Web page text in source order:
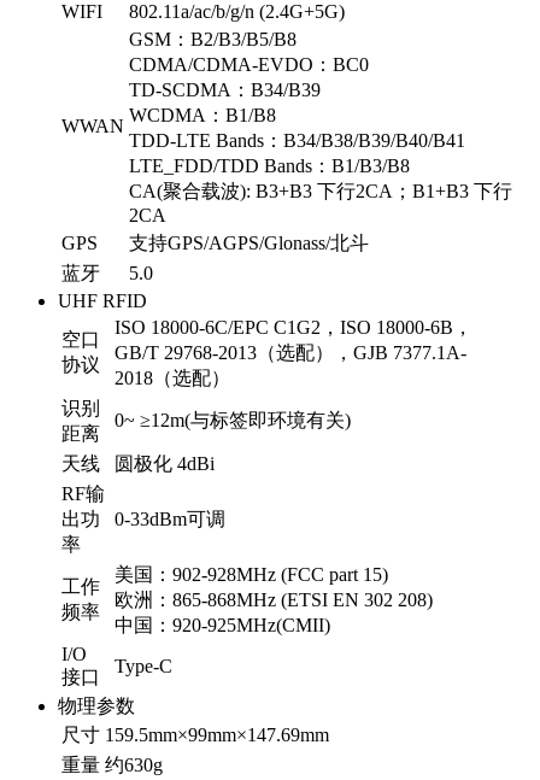
WIFI
802.11a/ac/b/g/n (2.4G+5G)
WWAN
GSM：B2/B3/B5/B8
CDMA/CDMA-EVDO：BC0
TD-SCDMA：B34/B39
WCDMA：B1/B8
TDD-LTE Bands：B34/B38/B39/B40/B41
LTE_FDD/TDD Bands：B1/B3/B8
CA(聚合载波): B3+B3 下行2CA；B1+B3 下行
2CA
GPS
支持GPS/AGPS/Glonass/北斗
蓝牙
5.0
UHF RFID
空口
协议
ISO 18000-6C/EPC C1G2，ISO 18000-6B，
GB/T 29768-2013（选配），GJB 7377.1A-
2018（选配）
识别
距离
0~ ≥12m(与标签即环境有关)
天线
圆极化 4dBi
RF输
出功
率
0-33dBm可调
工作
频率
美国：902-928MHz (FCC part 15)
欧洲：865-868MHz (ETSI EN 302 208)
中国：920-925MHz(CMII)
I/O
接口
Type-C
物理参数
尺寸 159.5mm×99mm×147.69mm
重量 约630g